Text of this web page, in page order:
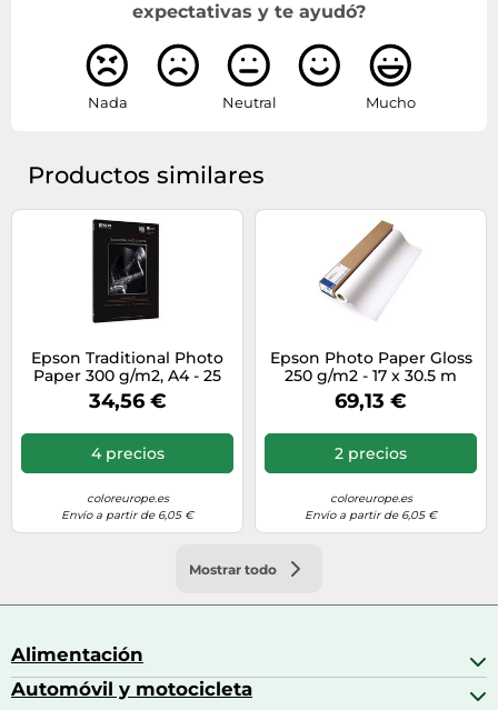
expectativas y te ayudó?
Nada Neutral Mucho
Productos similares
Epson Traditional Photo
Paper 300 g/m2, A4 - 25
hojas
34,56 €
4 precios
coloreurope.es
Envío a partir de 6,05 €
Epson Photo Paper Gloss
250 g/m2 - 17 x 30.5 m
69,13 €
2 precios
coloreurope.es
Envío a partir de 6,05 €
Mostrar todo
Alimentación
Bebidas
Automóvil y motocicleta